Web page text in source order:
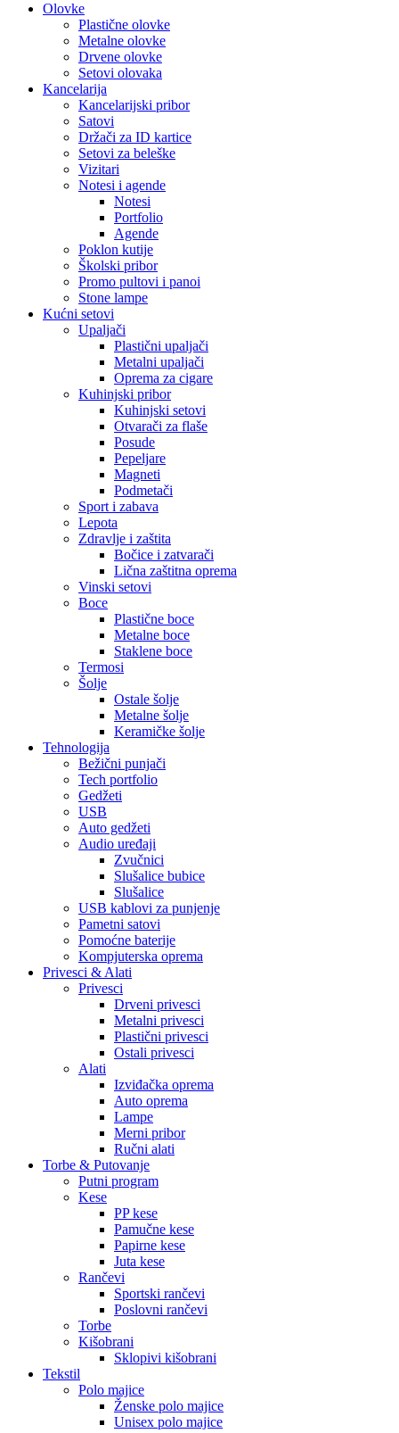
Olovke
Plastične olovke
Metalne olovke
Drvene olovke
Setovi olovaka
Kancelarija
Kancelarijski pribor
Satovi
Držači za ID kartice
Setovi za beleške
Vizitari
Notesi i agende
Notesi
Portfolio
Agende
Poklon kutije
Školski pribor
Promo pultovi i panoi
Stone lampe
Kućni setovi
Upaljači
Plastični upaljači
Metalni upaljači
Oprema za cigare
Kuhinjski pribor
Kuhinjski setovi
Otvarači za flaše
Posude
Pepeljare
Magneti
Podmetači
Sport i zabava
Lepota
Zdravlje i zaštita
Bočice i zatvarači
Lična zaštitna oprema
Vinski setovi
Boce
Plastične boce
Metalne boce
Staklene boce
Termosi
Šolje
Ostale šolje
Metalne šolje
Keramičke šolje
Tehnologija
Bežični punjači
Tech portfolio
Gedžeti
USB
Auto gedžeti
Audio uređaji
Zvučnici
Slušalice bubice
Slušalice
USB kablovi za punjenje
Pametni satovi
Pomoćne baterije
Kompjuterska oprema
Privesci & Alati
Privesci
Drveni privesci
Metalni privesci
Plastični privesci
Ostali privesci
Alati
Izviđačka oprema
Auto oprema
Lampe
Merni pribor
Ručni alati
Torbe & Putovanje
Putni program
Kese
PP kese
Pamučne kese
Papirne kese
Juta kese
Rančevi
Sportski rančevi
Poslovni rančevi
Torbe
Kišobrani
Sklopivi kišobrani
Tekstil
Polo majice
Ženske polo majice
Unisex polo majice